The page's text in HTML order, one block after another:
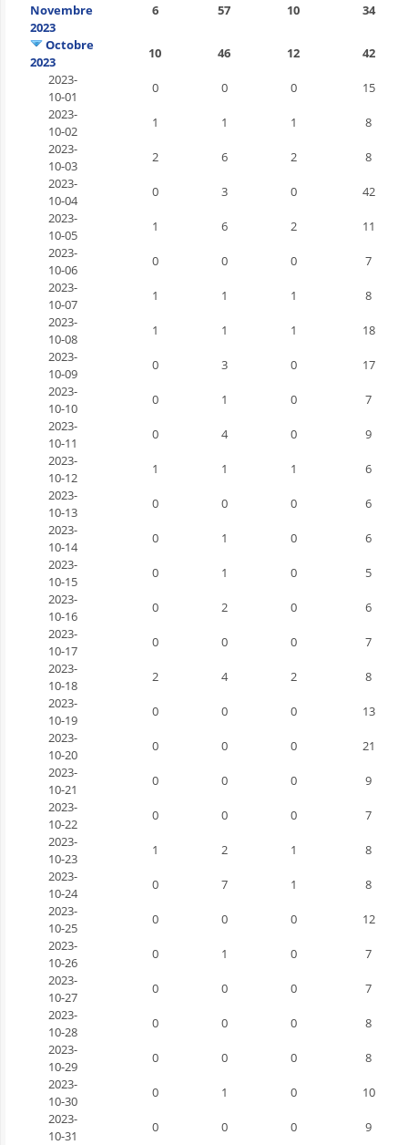
Novembre
2023
6 57 10 34
Octobre
2023
10 46 12
42
2023-
10-01
0 0 0
15
2023-
10-02
1 1 1
8
2023-
10-03
2 6 2
8
2023-
10-04
0 3 0
42
2023-
10-05
1 6 2
11
2023-
10-06
0 0 0
7
2023-
10-07
1 1 1
8
2023-
10-08
1 1 1
18
2023-
10-09
0 3 0
17
2023-
10-10
0 1 0
7
2023-
10-11
0 4 0
9
2023-
10-12
1 1 1
6
2023-
10-13
0 0 0
6
2023-
10-14
0 1 0
6
2023-
10-15
0 1 0
5
2023-
10-16
0 2 0
6
2023-
10-17
0 0 0
7
2023-
10-18
2 4 2
8
2023-
10-19
0 0 0
13
2023-
10-20
0 0 0
21
2023-
10-21
0 0 0
9
2023-
10-22
0 0 0
7
2023-
10-23
1 2 1
8
2023-
10-24
0 7 1
8
2023-
10-25
0 0 0
12
2023-
10-26
0 1 0
7
2023-
10-27
0 0 0
7
2023-
10-28
0 0 0
8
2023-
10-29
0 0 0
8
2023-
10-30
0 1 0
10
2023-
10-31
0 0 0 9